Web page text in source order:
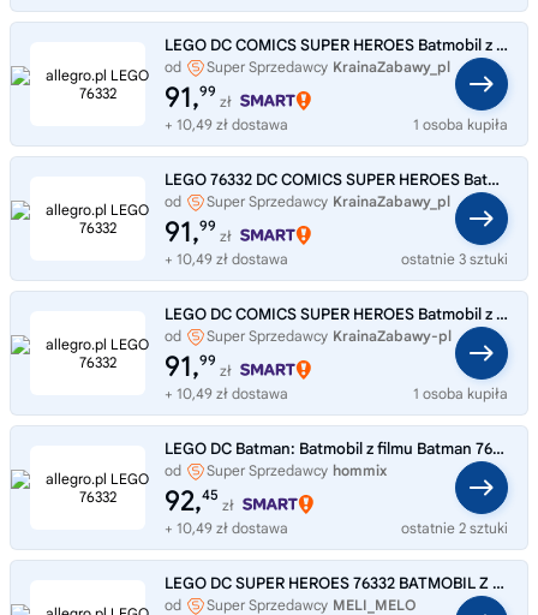
LEGO DC COMICS SUPER HEROES Batmobil z filmu Batman 76332
od Super Sprzedawcy KrainaZabawy_pl
91,99
zł
+ 10,49 zł dostawa
1 osoba kupiła
LEGO 76332 DC COMICS SUPER HEROES Batmobil z filmu Batman
od Super Sprzedawcy KrainaZabawy_pl
91,99
zł
+ 10,49 zł dostawa
ostatnie 3 sztuki
LEGO DC COMICS SUPER HEROES Batmobil z filmu Batman 76332
od Super Sprzedawcy KrainaZabawy-pl
91,99
zł
+ 10,49 zł dostawa
1 osoba kupiła
LEGO DC Batman: Batmobil z filmu Batman 76332 Zestaw konstrukcyjny
od Super Sprzedawcy hommix
92,45
zł
+ 10,49 zł dostawa
ostatnie 2 sztuki
LEGO DC SUPER HEROES 76332 BATMOBIL Z FILMU BATMAN
od Super Sprzedawcy MELI_MELO